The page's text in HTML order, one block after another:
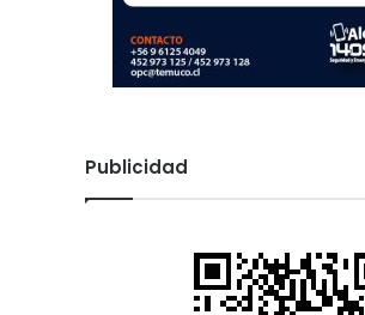
Publicidad